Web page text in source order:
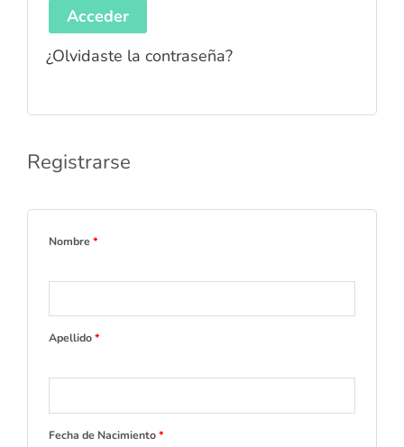
Acceder
¿Olvidaste la contraseña?
Registrarse
Nombre*
Apellido*
Fecha de Nacimiento*